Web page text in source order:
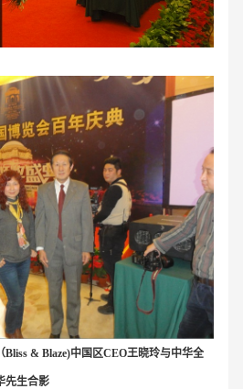
& Blaze)中国区CEO王晓玲与中华全
先生合影